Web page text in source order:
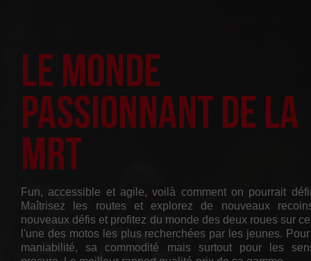
Le monde
passionnant de la
MRT
Fun, accessible et agile, voilà comment on pourrait
Maîtrisez les routes et explorez de nouveaux
nouveaux défis et profitez du monde des deux roues sur
l'une des motos les plus recherchées par les jeunes.
maniabilité, sa commodité mais surtout pour les